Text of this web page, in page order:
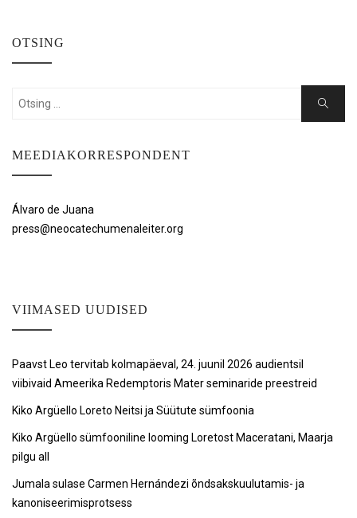
OTSING
Search
Search
MEEDIAKORRESPONDENT
Álvaro de Juana
press@neocatechumenaleiter.org
VIIMASED UUDISED
Paavst Leo tervitab kolmapäeval, 24. juunil 2026 audientsil
viibivaid Ameerika Redemptoris Mater seminaride preestreid
Kiko Argüello Loreto Neitsi ja Süütute sümfoonia
Kiko Argüello sümfooniline looming Loretost Maceratani, Maarja
pilgu all
Jumala sulase Carmen Hernándezi õndsakskuulutamis- ja
kanoniseerimisprotsess